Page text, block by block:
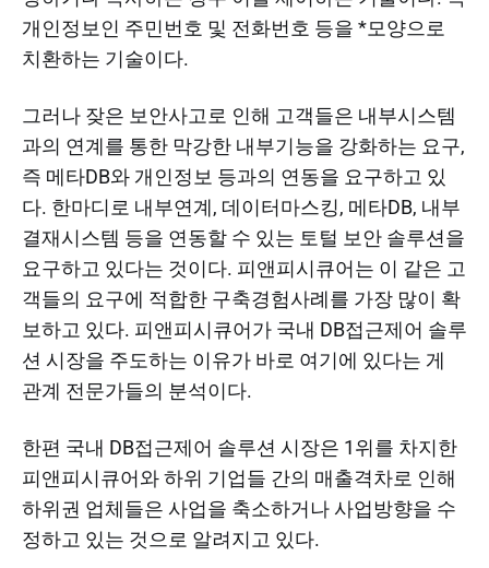
개인정보인 주민번호 및 전화번호 등을 *모양으로
치환하는 기술이다.​
그러나 잦은 보안사고로 인해 고객들은 내부시스템
과의 연계를 통한 막강한 내부기능을 강화하는 요구,
즉 메타DB와 개인정보 등과의 연동을 요구하고 있
다. 한마디로 내부연계, 데이터마스킹, 메타DB, 내부
결재시스템 등을 연동할 수 있는 토털 보안 솔루션을
요구하고 있다는 것이다. 피앤피시큐어는 이 같은 고
객들의 요구에 적합한 구축경험사례를 가장 많이 확
보하고 있다. 피앤피시큐어가 국내 DB접근제어 솔루
션 시장을 주도하는 이유가 바로 여기에 있다는 게
관계 전문가들의 분석이다.​
한편 국내 DB접근제어 솔루션 시장은 1위를 차지한
피앤피시큐어와 하위 기업들 간의 매출격차로 인해
하위권 업체들은 사업을 축소하거나 사업방향을 수
정하고 있는 것으로 알려지고 있다.